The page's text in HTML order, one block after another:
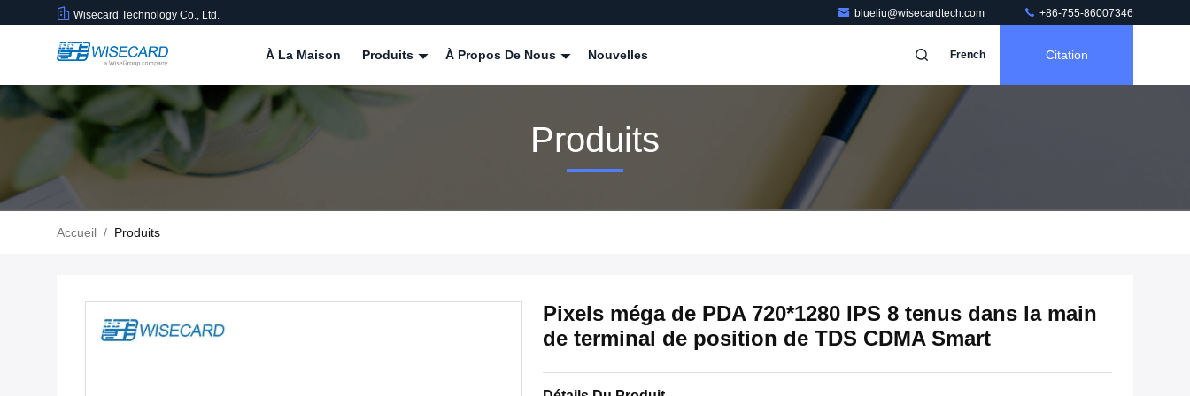
Wisecard Technology Co., Ltd. blueliu@wisecardtech.com +86-755-86007346
À La Maison Produits À Propos De Nous Nouvelles French Citation
Produits
Accueil / Produits
Pixels méga de PDA 720*1280 IPS 8 tenus dans la main
de terminal de position de TDS CDMA Smart